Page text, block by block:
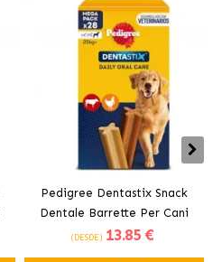
Pedigree Dentastix Snack
Dentale Barrette Per Cani
Grandi +25 kg
(DESDE) 13.85 €